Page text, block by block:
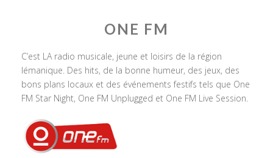
ONE FM
C’est LA radio musicale, jeune et loisirs de la région
lémanique. Des hits, de la bonne humeur, des jeux, des
bons plans locaux et des événements festifs tels que One
FM Star Night, One FM Unplugged et One FM Live Session.